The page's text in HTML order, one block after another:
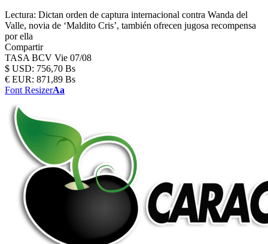
Lectura: Dictan orden de captura internacional contra Wanda del
Valle, novia de ‘Maldito Cris’, también ofrecen jugosa recompensa
por ella
Compartir
TASA BCV Vie 07/08
$ USD: 756,70 Bs
€ EUR: 871,89 Bs
Font ResizerAa